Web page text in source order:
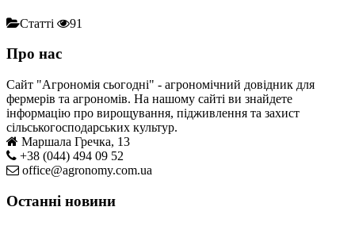
Статті 91
Про нас
Сайт "Агрономія сьогодні" - агрономічний довідник для
фермерів та агрономів. На нашому сайті ви знайдете
інформацію про вирощування, підживлення та захист
сільськогосподарських культур.
Маршала Гречка, 13
+38 (044) 494 09 52
office@agronomy.com.ua
Останні новини